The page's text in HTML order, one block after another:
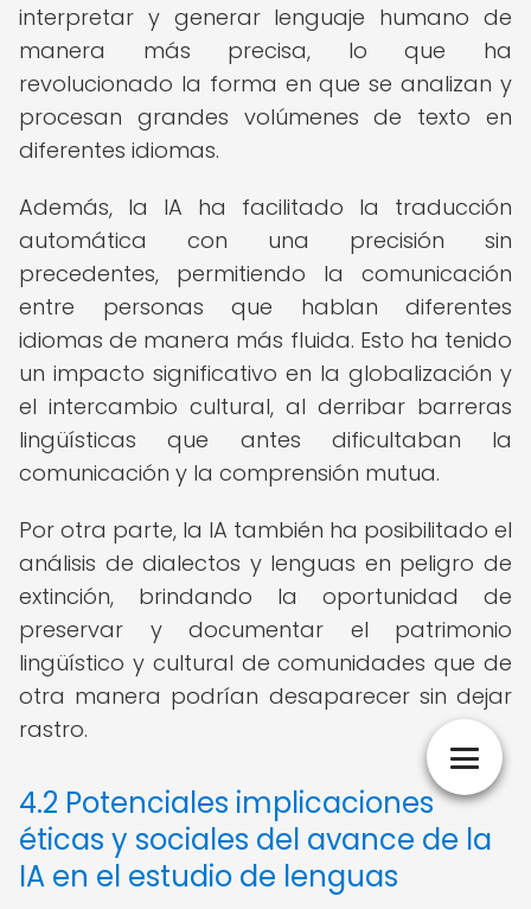
interpretar y generar lenguaje humano de
manera más precisa, lo que ha
revolucionado la forma en que se analizan y
procesan grandes volúmenes de texto en
diferentes idiomas.
Además, la IA ha facilitado la traducción
automática con una precisión sin
precedentes, permitiendo la comunicación
entre personas que hablan diferentes
idiomas de manera más fluida. Esto ha tenido
un impacto significativo en la globalización y
el intercambio cultural, al derribar barreras
lingüísticas que antes dificultaban la
comunicación y la comprensión mutua.
Por otra parte, la IA también ha posibilitado el
análisis de dialectos y lenguas en peligro de
extinción, brindando la oportunidad de
preservar y documentar el patrimonio
lingüístico y cultural de comunidades que de
otra manera podrían desaparecer sin dejar
rastro.
4.2 Potenciales implicaciones
éticas y sociales del avance de la
IA en el estudio de lenguas